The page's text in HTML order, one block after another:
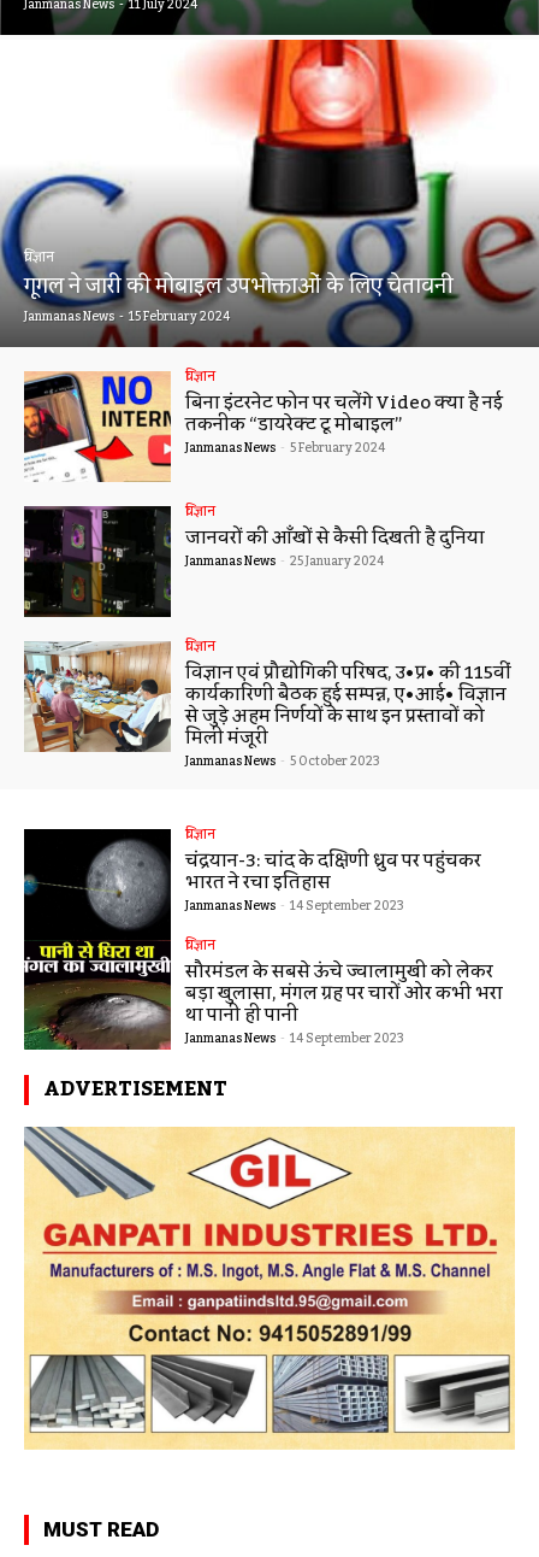
विज्ञान
गूगल ने जारी की मोबाइल उपभोक्ताओं के लिए चेतावनी
Janmanas News - 15 February 2024
विज्ञान
बिना इंटरनेट फोन पर चलेंगे Video क्या है नई
तकनीक “डायरेक्ट टू मोबाइल”
Janmanas News - 5 February 2024
विज्ञान
जानवरों की आँखों से कैसी दिखती है दुनिया
Janmanas News - 25 January 2024
विज्ञान
विज्ञान एवं प्रौद्योगिकी परिषद, उ•प्र• की 115वीं
कार्यकारिणी बैठक हुई सम्पन्न, ए•आई• विज्ञान
से जुड़े अहम निर्णयों के साथ इन प्रस्तावों को
मिली मंजूरी
Janmanas News - 5 October 2023
विज्ञान
चंद्रयान-3: चांद के दक्षिणी ध्रुव पर पहुंचकर
भारत ने रचा इतिहास
Janmanas News - 14 September 2023
विज्ञान
सौरमंडल के सबसे ऊंचे ज्वालामुखी को लेकर
बड़ा खुलासा, मंगल ग्रह पर चारों ओर कभी भरा
था पानी ही पानी
Janmanas News - 14 September 2023
ADVERTISEMENT
MUST READ